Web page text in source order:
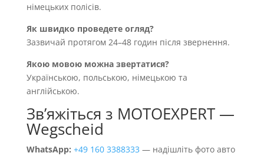
німецьких полісів.
Як швидко проведете огляд?
Зазвичай протягом 24–48 годин після звернення.
Якою мовою можна звертатися?
Українською, польською, німецькою та
англійською.
Звʼяжіться з MOTOEXPERT —
Wegscheid
WhatsApp: +49 160 3388333 — надішліть фото авто